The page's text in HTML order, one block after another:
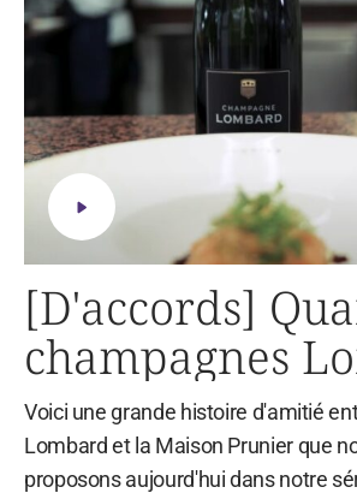
[D'accords]
champagnes
rencontrent les
de la Maison
Voici une grande histoire d'amitié
Lombard et la Maison Prunier que
proposons aujourd'hui dans notre